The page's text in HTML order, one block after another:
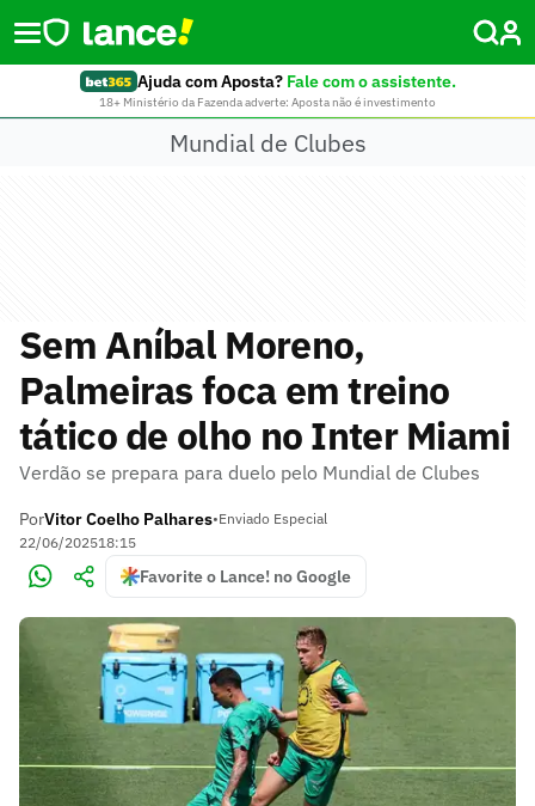
Ajuda com Aposta? Fale com o assistente.
18+ Ministério da Fazenda adverte: Aposta não é investimento
Mundial de Clubes
Sem Aníbal Moreno,
Palmeiras foca em treino
tático de olho no Inter Miami
Verdão se prepara para duelo pelo Mundial de Clubes
PorVitor Coelho Palhares•Enviado Especial
22/06/202518:15
Favorite o Lance! no Google